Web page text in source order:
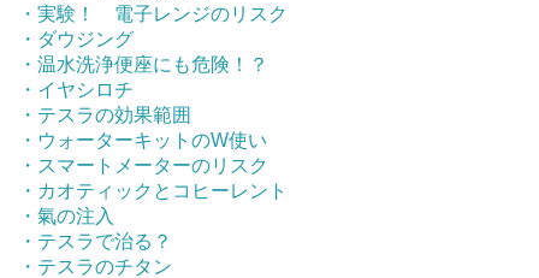
・実験！ 電子レンジのリスク
・ダウジング
・温水洗浄便座にも危険！？
・イヤシロチ
・テスラの効果範囲
・ウォーターキットのW使い
・スマートメーターのリスク
・カオティックとコヒーレント
・氣の注入
・テスラで治る？
・テスラのチタン